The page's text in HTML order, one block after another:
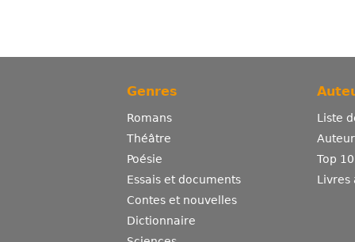
Genres
Romans
Théâtre
Poésie
Essais et documents
Contes et nouvelles
Dictionnaire
Liste
Top
Livres